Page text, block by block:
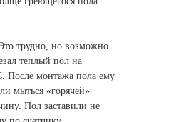
трудно, но возможно.
теплый пол на
После монтажа пола ему
мыться «горячей»
Пол заставили не